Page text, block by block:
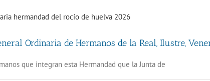
Ordinaria de Hermanos de la Real, Ilustre,
que integran esta Hermandad que la Junta de